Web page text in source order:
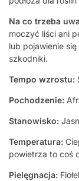
Na co trzeba
moczyć liści ani
lub pojawienie
szkodniki.
Tempo wzrostu:
Pochodzenie:
Stanowisko:
Temperatura:
powietrza to coś
Pielęgnacja: